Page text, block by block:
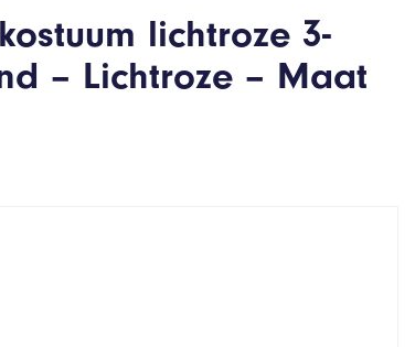
lichtroze 3-
– Lichtroze – Maat